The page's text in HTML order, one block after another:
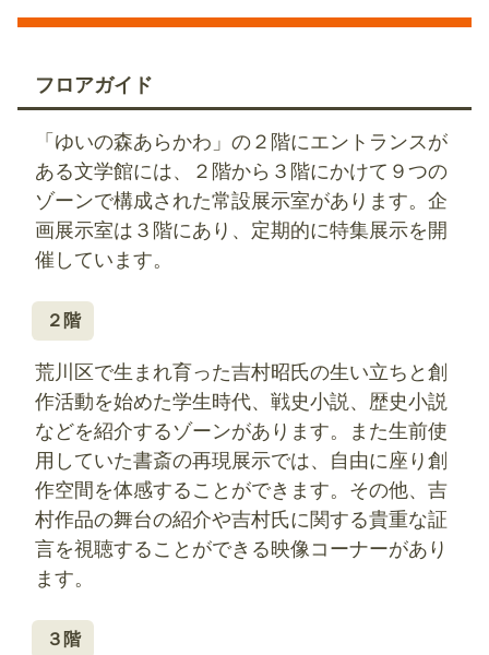
フロアガイド
「ゆいの森あらかわ」の２階にエントランスが
ある文学館には、２階から３階にかけて９つの
ゾーンで構成された常設展示室があります。企
画展示室は３階にあり、定期的に特集展示を開
催しています。
２階
荒川区で生まれ育った吉村昭氏の生い立ちと創
作活動を始めた学生時代、戦史小説、歴史小説
などを紹介するゾーンがあります。また生前使
用していた書斎の再現展示では、自由に座り創
作空間を体感することができます。その他、吉
村作品の舞台の紹介や吉村氏に関する貴重な証
言を視聴することができる映像コーナーがあり
ます。
３階